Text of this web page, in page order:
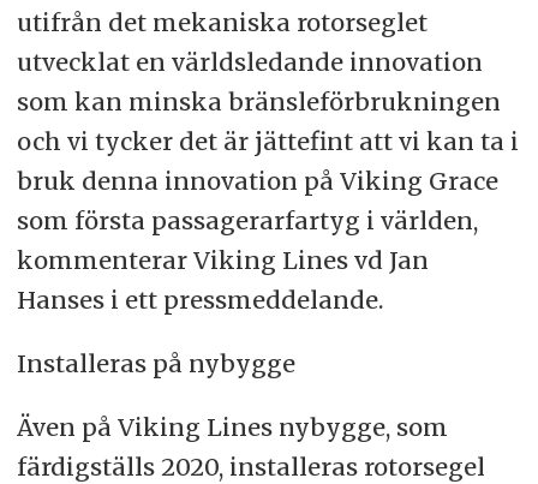
utifrån det mekaniska rotorseglet
utvecklat en världsledande innovation
som kan minska bränsleförbrukningen
och vi tycker det är jättefint att vi kan ta i
bruk denna innovation på Viking Grace
som första passagerarfartyg i världen,
kommenterar Viking Lines vd Jan
Hanses i ett pressmeddelande.
Installeras på nybygge
Även på Viking Lines nybygge, som
färdigställs 2020, installeras rotorsegel